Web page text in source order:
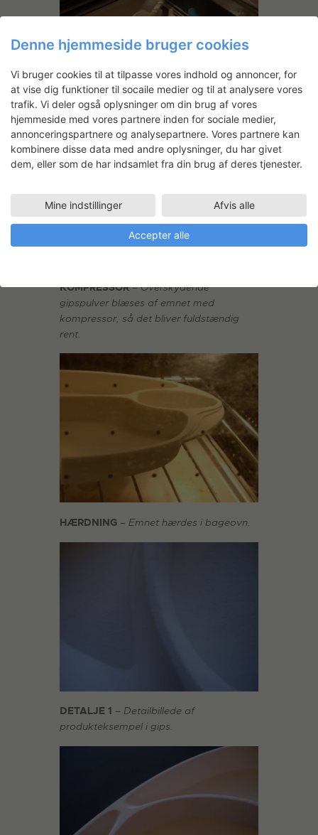
PRÆCISION– Overskydende gipspulver
børstes forsigtigt af det skrøbelige emne.
KOMPRESSOR– Overskydende
gipspulver blæses af emnet med
kompressor, så det bliver fuldstændig
rent.
HÆRDNING – Emnet hærdes i bageovn.
DETALJE 1 – Detailbillede af
produkteksempel i gips.
Denne hjemmeside bruger cookies
Vi bruger cookies til at tilpasse vores indhold og annoncer, for
at vise dig funktioner til socaile medier og til at analysere vores
trafik. Vi deler også oplysninger om din brug af vores
hjemmeside med vores partnere inden for sociale medier,
annonceringspartnere og analysepartnere. Vores partnere kan
kombinere disse data med andre oplysninger, du har givet
dem, eller som de har indsamlet fra din brug af deres tjenester.
Mine indstillinger Afvis alle
Accepter alle